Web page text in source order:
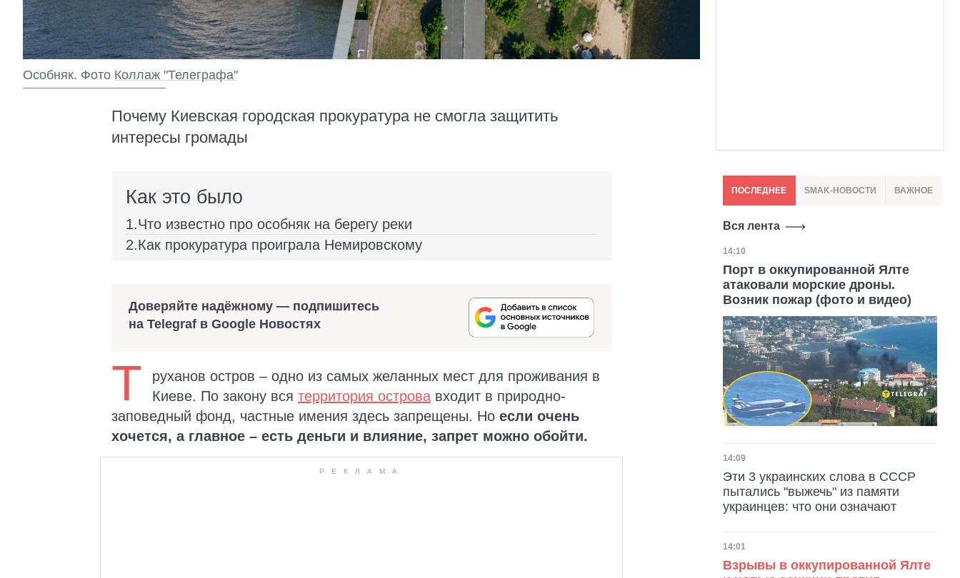
Особняк. Фото Коллаж "Телеграфа"
Почему Киевская городская прокуратура не смогла защитить
интересы громады
Как это было
Что известно про особняк на берегу реки
Как прокуратура проиграла Немировскому
Доверяйте надёжному — подпишитесь
на Telegraf в Google Новостях
Т
руханов остров – одно из самых желанных мест для проживания в
Киеве. По закону вся территория острова входит в природно-
заповедный фонд, частные имения здесь запрещены. Но если очень
хочется, а главное – есть деньги и влияние, запрет можно обойти.
ПОСЛЕДНЕЕ SMAK-НОВОСТИ ВАЖНОЕ
Вся лента
Дата публикации
14:10
Порт в оккупированной Ялте
атаковали морские дроны.
Возник пожар (фото и видео)
Дата публикации
14:09
Эти 3 украинских слова в СССР
пытались "выжечь" из памяти
украинцев: что они означают
Дата публикации
14:01
Взрывы в оккупированной Ялте